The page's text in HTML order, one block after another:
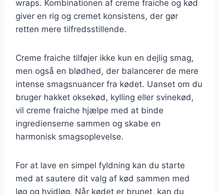
wraps. Kombinationen af creme fraiche og kød
giver en rig og cremet konsistens, der gør
retten mere tilfredsstillende.
Creme fraiche tilføjer ikke kun en dejlig smag,
men også en blødhed, der balancerer de mere
intense smagsnuancer fra kødet. Uanset om du
bruger hakket oksekød, kylling eller svinekød,
vil creme fraiche hjælpe med at binde
ingredienserne sammen og skabe en
harmonisk smagsoplevelse.
For at lave en simpel fyldning kan du starte
med at sautere dit valg af kød sammen med
løg og hvidløg. Når kødet er brunet, kan du